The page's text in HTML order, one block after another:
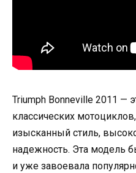
Triumph Bonneville 2011 —
классических
изысканный стиль,
надежность. Эта модель
и уже завоевала